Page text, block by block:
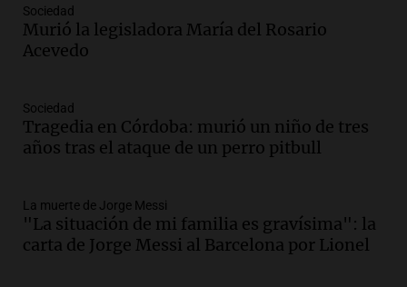
la historia del club de Irlanda
revolucionado por hinchas argentinos
Amamos los Domingos
Audio.
argentino regresa al país tras conflicto
con Brasil
Audio.Bomberos asisten a senderista
con fractura de tobillo en refugio Doña
Rosa
Sociedad
Murió la legisladora María del Rosario
Acevedo
Sociedad
Tragedia en Córdoba: murió un niño de tres
años tras el ataque de un perro pitbull
La muerte de Jorge Messi
"La situación de mi familia es gravísima": la
carta de Jorge Messi al Barcelona por Lionel